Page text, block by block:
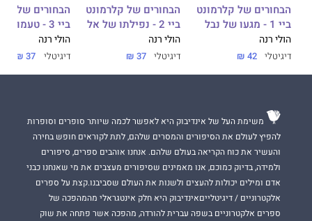
הוא היה האויב, אך זה לא מנע ממני להתאהב במגעו של הנבל.
מגעו של נבל הוא הספר הראשוןבסדרת הבחורים של קלרמונט ביי
מאת סופרת רבי המכר
הולי רנה.
רשתות חברתיות והשפעתן, בריונות וטוויסטים בעלילה.
סדרת הספרים קלרמונט ביי העפילה לרשימות רבי המכר וכבשה
מיליוני לבבות ברחבי העולם.
קבלו אזהרת קריאה!
הבחורים של קלרמונט
ביי 1 - מגעו של נבל
הולי רנה
דיגיטלי 42 ₪
הבחורים של קלרמונט
ביי 2 - נפילתו של אל
הולי רנה
דיגיטלי 37 ₪
הבחורים של
ביי 3 - טעמו של אויב
הולי רנה
דיגיטלי 37 ₪
משימת העל של אינדיבוק היא לאפשר לכמה שיותר סופרים וסופרות
להפיץ לעולם את הסיפורים והמסרים שלהם, לתת לקוראים חופש בחירה
והעשיר את כוח הקריאה בעולם שלהם. אנחנו אוהבים ספרים, סיפורים
ולמידה, בדיוק כמוכם, אנו מאמינים שסיפורים מעצבים את מי שאנחנו כבני
אדם ומילים יכולות להעצים ולשנות את העולם שסביבנו.קצת על ספרים
אלקטרוניים / דיגיטלייםאינדיבוק היא חלק אינטגראלי מהמהפכה של
ספרים אלקטרוניים בשפה עברית להורדה, מהפכה אשר פתחה את שוק